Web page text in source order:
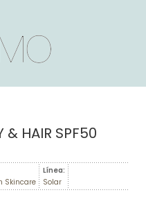
& HAIR SPF50
Skincare
Línea:
Solar